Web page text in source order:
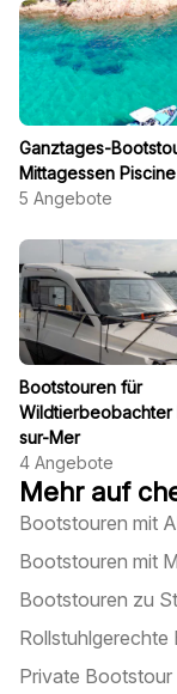
Ganztages-
Mittagessen
5 Angebote
Bootstouren für
Wildtierbeobachter
sur-Mer
4 Angebote
Mehr auf
Bootstouren mit
Bootstouren mit
Bootstouren zu
Private Bootstour